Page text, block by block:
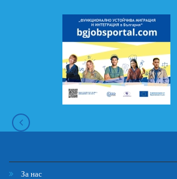
За нас